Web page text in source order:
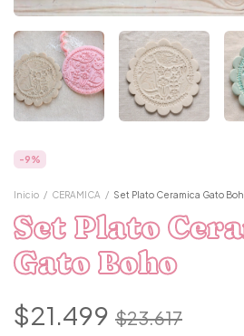
-9%
Inicio / CERAMICA / Set Plato Ceramica Gato
Set Plato
Gato Boho
$21.499 $23.617